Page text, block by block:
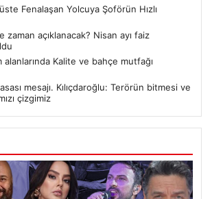
Fenalaşan Yolcuya Şoförün Hızlı
zaman açıklanacak? Nisan ayı faiz
alanlarında Kalite ve bahçe mutfağı
mesajı. Kılıçdaroğlu: Terörün bitmesi ve
çizgimiz